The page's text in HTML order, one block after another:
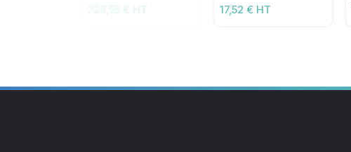
228,55 € HT
chimiques (26 l/min
17,52 € HT